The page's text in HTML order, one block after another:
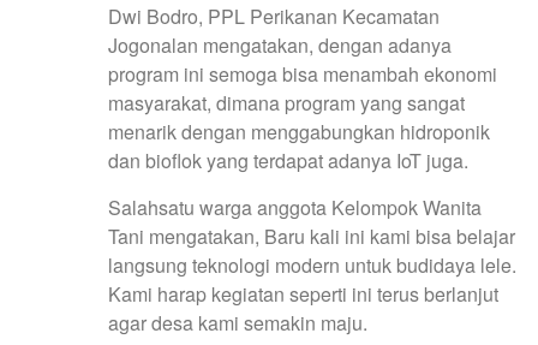
Dwi Bodro, PPL Perikanan Kecamatan
Jogonalan mengatakan, dengan adanya
program ini semoga bisa menambah ekonomi
masyarakat, dimana program yang sangat
menarik dengan menggabungkan hidroponik
dan bioflok yang terdapat adanya IoT juga.
Salahsatu warga anggota Kelompok Wanita
Tani mengatakan, Baru kali ini kami bisa belajar
langsung teknologi modern untuk budidaya lele.
Kami harap kegiatan seperti ini terus berlanjut
agar desa kami semakin maju.